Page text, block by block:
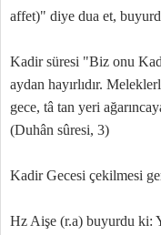
affet)" diye dua et,
Kadir süresi "Biz onu
aydan hayırlıdır.
gece, tâ tan yeri
(Duhân sûresi, 3)
Kadir Gecesi çekilmesi
Hz Aişe (r.a) buyurdu ki: